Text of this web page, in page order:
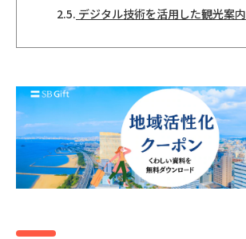
2.5. デジタル技術を活用した観光案内